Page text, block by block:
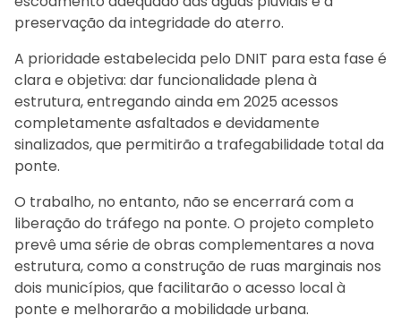
preservação da integridade do aterro.
A prioridade estabelecida pelo DNIT para esta fase é
clara e objetiva: dar funcionalidade plena à
estrutura, entregando ainda em 2025 acessos
completamente asfaltados e devidamente
sinalizados, que permitirão a trafegabilidade total da
ponte.
O trabalho, no entanto, não se encerrará com a
liberação do tráfego na ponte. O projeto completo
prevê uma série de obras complementares a nova
estrutura, como a construção de ruas marginais nos
dois municípios, que facilitarão o acesso local à
ponte e melhorarão a mobilidade urbana.